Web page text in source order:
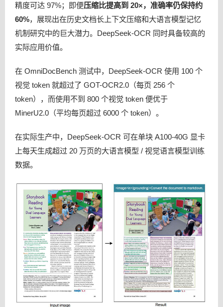
精度可达 97%；即便压缩比提高到 20×，准确率仍保持约
60%，展现出在历史文档长上下文压缩和大语言模型记忆
机制研究中的巨大潜力。DeepSeek-OCR 同时具备较高的
实际应用价值。
在 OmniDocBench 测试中，DeepSeek-OCR 使用 100 个
视觉 token 就超过了 GOT-OCR2.0（每页 256 个
token），而使用不到 800 个视觉 token 便优于
MinerU2.0（平均每页超过 6000 个 token）。
在实际生产中，DeepSeek-OCR 可在单块 A100-40G 显卡
上每天生成超过 20 万页的大语言模型 / 视觉语言模型训练
数据。